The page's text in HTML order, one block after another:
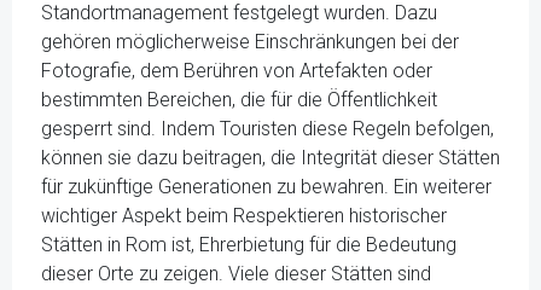
Standortmanagement festgelegt wurden. Dazu
gehören möglicherweise Einschränkungen bei der
Fotografie, dem Berühren von Artefakten oder
bestimmten Bereichen, die für die Öffentlichkeit
gesperrt sind. Indem Touristen diese Regeln befolgen,
können sie dazu beitragen, die Integrität dieser Stätten
für zukünftige Generationen zu bewahren. Ein weiterer
wichtiger Aspekt beim Respektieren historischer
Stätten in Rom ist, Ehrerbietung für die Bedeutung
dieser Orte zu zeigen. Viele dieser Stätten sind